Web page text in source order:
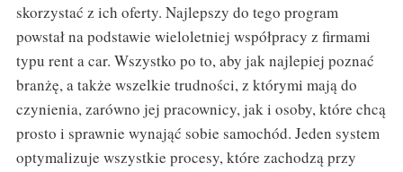
skorzystać z ich oferty. Najlepszy do tego program
powstał na podstawie wieloletniej współpracy z firmami
typu rent a car. Wszystko po to, aby jak najlepiej poznać
branżę, a także wszelkie trudności, z którymi mają do
czynienia, zarówno jej pracownicy, jak i osoby, które chcą
prosto i sprawnie wynająć sobie samochód. Jeden system
optymalizuje wszystkie procesy, które zachodzą przy